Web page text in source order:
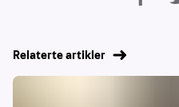
Relaterte artikler